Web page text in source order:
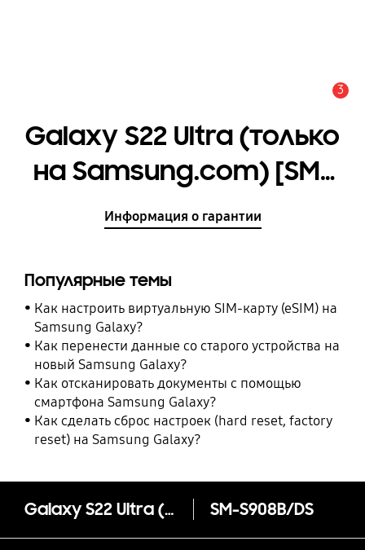
3
Galaxy S22 Ultra (только
на Samsung.com) [SM-
S908BLBHSER]
Информация о гарантии
Популярные темы
Как настроить виртуальную SIM-карту (eSIM) на
Samsung Galaxy?
Как перенести данные со старого устройства на
новый Samsung Galaxy?
Как отсканировать документы с помощью
смартфона Samsung Galaxy?
Как сделать сброс настроек (hard reset, factory
reset) на Samsung Galaxy?
Galaxy S22 Ultra (только на Samsung.com) SM-S908B/DS